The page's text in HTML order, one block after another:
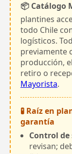
📦 Catálogo
plantines
todo Chile
logísticos.
previamente
producción,
retiro o
Mayorista.
🧪 Raíz en
garantía
Control de
revisan;